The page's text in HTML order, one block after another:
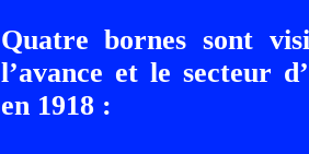
Quatre bornes sont
l’avance et le secteur
en 1918 :